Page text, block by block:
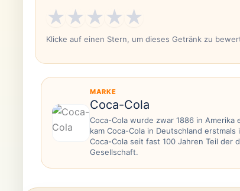
★★★★★
Klicke auf einen Stern, um dieses Getränk zu
MARKE
Coca-Cola
Coca-Cola wurde zwar 1886 in
kam Coca-Cola in Deutschland erstmals
Coca-Cola seit fast 100 Jahren Teil der
Gesellschaft.